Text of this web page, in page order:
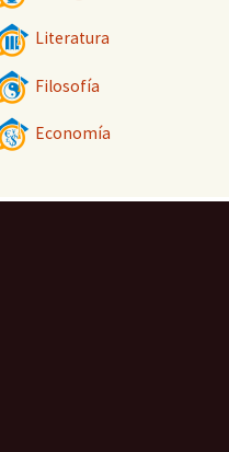
Literatura
Filosofía
Economía